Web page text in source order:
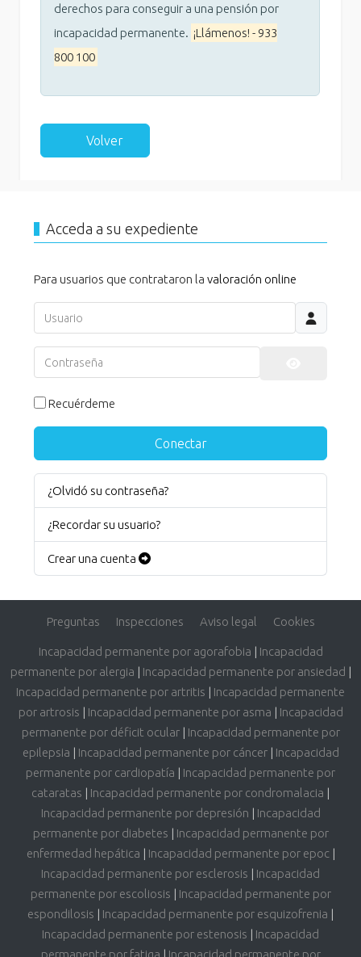
derechos para conseguir a una pensión por
incapacidad permanente. ¡Llámenos! - 933
800 100
Volver
Acceda a su expediente
Para usuarios que contrataron la valoración online
Usuario
Contraseña
Recuérdeme
Conectar
¿Olvidó su contraseña?
¿Recordar su usuario?
Crear una cuenta
Preguntas Inspecciones Aviso legal Cookies
Incapacidad permanente por agorafobia | Incapacidad
permanente por alergia | Incapacidad permanente por ansiedad |
Incapacidad permanente por artritis | Incapacidad permanente
por artrosis | Incapacidad permanente por asma | Incapacidad
permanente por déficit ocular| Incapacidad permanente por
epilepsia | Incapacidad permanente por cáncer| Incapacidad
permanente por cardiopatía | Incapacidad permanente por
cataratas | Incapacidad permanente por condromalacia |
Incapacidad permanente por depresión | Incapacidad
permanente por diabetes | Incapacidad permanente por
enfermedad hepática | Incapacidad permanente por epoc|
Incapacidad permanente por esclerosis | Incapacidad
permanente por escoliosis | Incapacidad permanente por
espondilosis | Incapacidad permanente por esquizofrenia |
Incapacidad permanente por estenosis | Incapacidad
permanente por fatiga | Incapacidad permanente por